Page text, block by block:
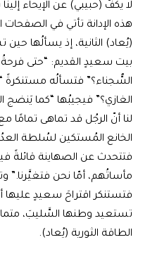
لا يكُفُّ (حبيبي) عن الإيحاء
هذه الإدانة تأتي في الصفحات
(يُعاد) الثانية، إذ يسألُها
بيت سعيدٍ القديم: “حتى فرحةُ
السُّجناء؟” فتسألُه مستنكرةً
الغازي؟” فيجيبُها “كما يَنضج
لنا أنّ الرجُل قد تماهى تمامًا
الخانع المُستكين لسُلطة
فتتحدث عن الصهاينة قائلةً
مأساتُهم، أمّا نحن
فتستنكر اقتراحَ سعيدٍ عليها
تستعيد وطنها السَّليبَ،
الطاقة الثورية (يُعاد).